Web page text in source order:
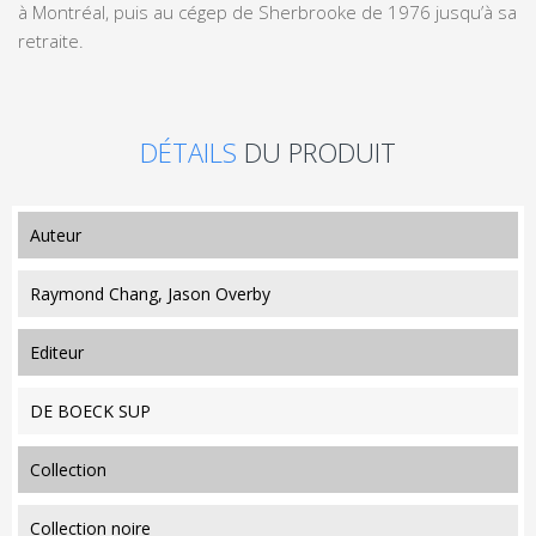
à Montréal, puis au cégep de Sherbrooke de 1976 jusqu’à sa
retraite.
DÉTAILS DU PRODUIT
auteur
Raymond Chang, Jason Overby
editeur
DE BOECK SUP
collection
Collection noire